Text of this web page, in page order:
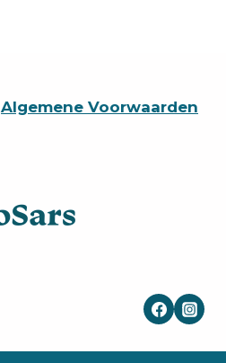
Algemene Voorwaarden